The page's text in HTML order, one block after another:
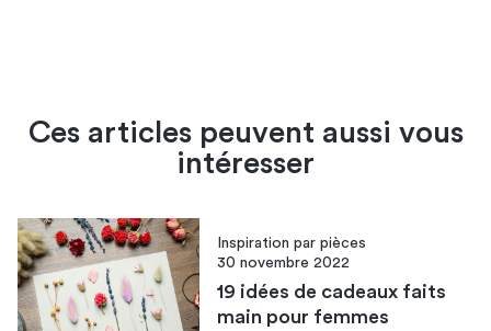
Ces articles peuvent aussi vous
intéresser
Inspiration par pièces
30 novembre 2022
19 idées de cadeaux faits
main pour femmes